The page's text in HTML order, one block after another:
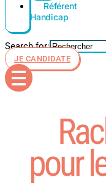
Référent
Handicap
Search for:
JE CANDIDATE
pour